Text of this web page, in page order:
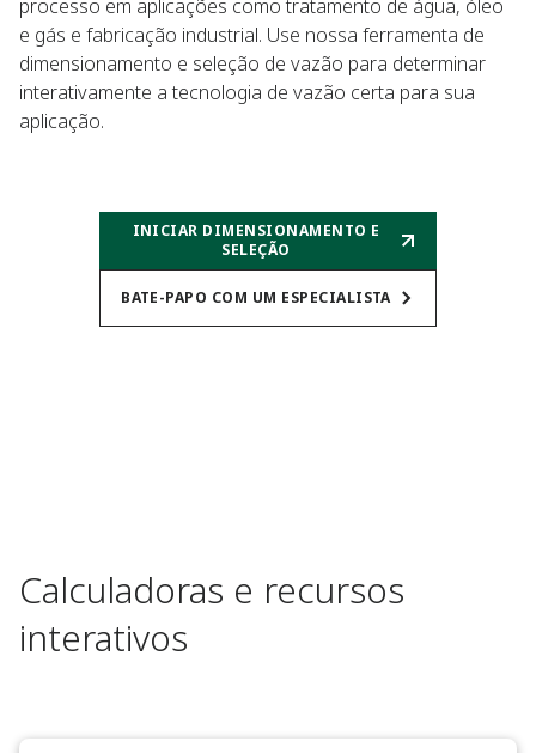
processo em aplicações como tratamento de água, óleo
e gás e fabricação industrial. Use nossa ferramenta de
dimensionamento e seleção de vazão para determinar
interativamente a tecnologia de vazão certa para sua
aplicação. ​
INICIAR DIMENSIONAMENTO E
SELEÇÃO
BATE-PAPO COM UM ESPECIALISTA
Calculadoras e recursos
interativos